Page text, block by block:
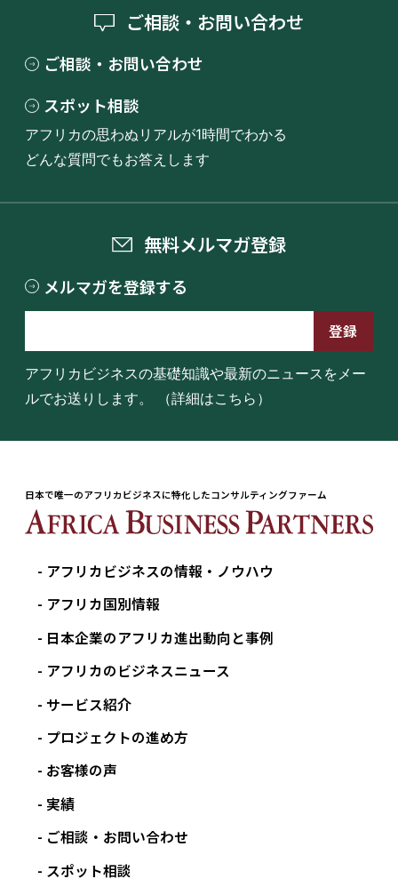
ご相談・お問い合わせ
ご相談・お問い合わせ
スポット相談
アフリカの思わぬリアルが1時間でわかる
どんな質問でもお答えします
無料メルマガ登録
メルマガを登録する
アフリカビジネスの基礎知識や最新のニュースをメー
ルでお送りします。
（詳細はこちら）
日本で唯一のアフリカビジネスに特化したコンサルティングファーム
アフリカビジネスの情報・ノウハウ
アフリカ国別情報
日本企業のアフリカ進出動向と事例
アフリカのビジネスニュース
サービス紹介
プロジェクトの進め方
お客様の声
実績
ご相談・お問い合わせ
スポット相談